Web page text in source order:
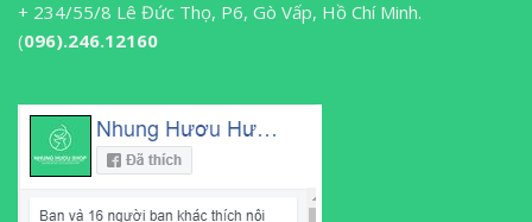
+ 234/55/8 Lê Đức Thọ, P6, Gò Vấp, Hồ Chí Minh.
(096).246.12160